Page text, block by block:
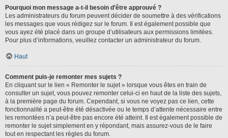
Pourquoi mon message a-t-il besoin d’être approuvé ?
Les administrateurs du forum peuvent décider de soumettre à des vérifications
les messages que vous rédigez sur le forum. Il est également possible que
vous ayez été placé dans un groupe d’utilisateurs aux permissions limitées.
Pour plus d’informations, veuillez contacter un administrateur du forum.
Haut
Comment puis-je remonter mes sujets ?
En cliquant sur le lien « Remonter le sujet » lorsque vous êtes en train de
consulter un sujet, vous pouvez remonter celui-ci en haut de la liste des sujets,
à la première page du forum. Cependant, si vous ne voyez pas ce lien, cette
fonctionnalité a peut-être été désactivée ou le temps d’attente nécessaire entre
les remontées n’a peut-être pas encore été atteint. Il est également possible de
remonter le sujet simplement en y répondant, mais assurez-vous de le faire
tout en respectant les règles du forum.